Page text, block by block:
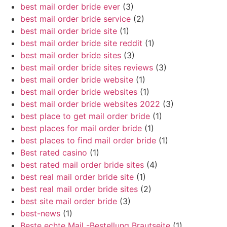
best mail order bride ever (3)
best mail order bride service (2)
best mail order bride site (1)
best mail order bride site reddit (1)
best mail order bride sites (3)
best mail order bride sites reviews (3)
best mail order bride website (1)
best mail order bride websites (1)
best mail order bride websites 2022 (3)
best place to get mail order bride (1)
best places for mail order bride (1)
best places to find mail order bride (1)
Best rated casino (1)
best rated mail order bride sites (4)
best real mail order bride site (1)
best real mail order bride sites (2)
best site mail order bride (3)
best-news (1)